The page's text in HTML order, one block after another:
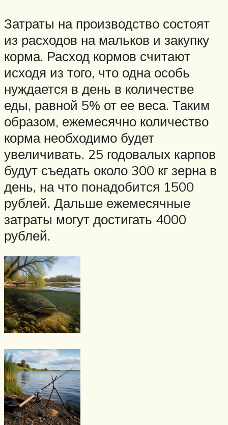
Затраты на производство состоят
из расходов на мальков и закупку
корма. Расход кормов считают
исходя из того, что одна особь
нуждается в день в количестве
еды, равной 5% от ее веса. Таким
образом, ежемесячно количество
корма необходимо будет
увеличивать. 25 годовалых карпов
будут съедать около 300 кг зерна в
день, на что понадобится 1500
рублей. Дальше ежемесячные
затраты могут достигать 4000
рублей.